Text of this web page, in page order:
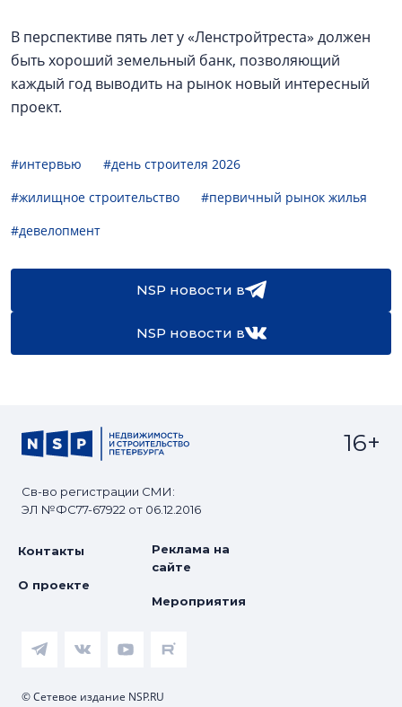
В перспективе пять лет у «Ленстройтреста» должен
быть хороший земельный банк, позволяющий
каждый год выводить на рынок новый интересный
проект.
#интервью
#день строителя 2026
#жилищное строительство
#первичный рынок жилья
#девелопмент
NSP новости в
NSP новости в
Св-во регистрации СМИ:
ЭЛ №ФС77-67922 от 06.12.2016
16+
Контакты
О проекте
Реклама на
сайте
Мероприятия
© Сетевое издание NSP.RU